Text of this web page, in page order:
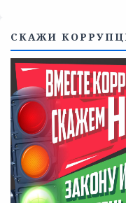
Телефоны
поддержки,